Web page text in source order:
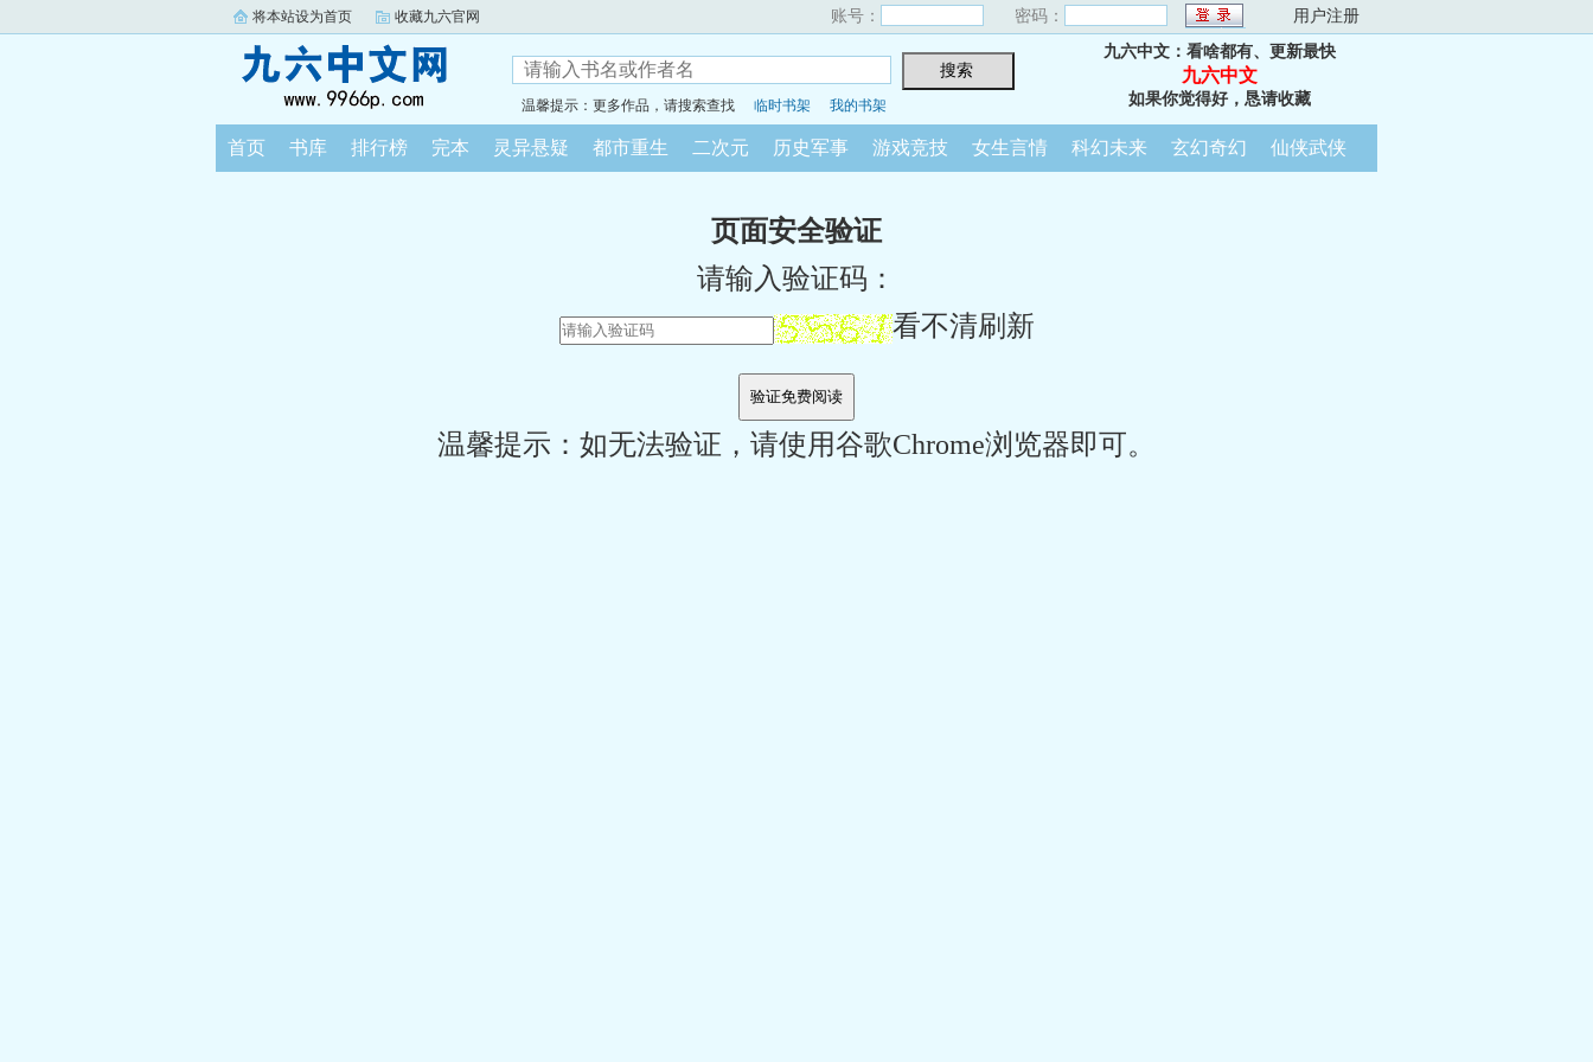
将本站设为首页 收藏九六官网 账号： 密码： 用户注册
温馨提示：更多作品，请搜索查找 临时书架 我的书架
九六中文：看啥都有、更新最快
九六中文
如果你觉得好，恳请收藏
首页 书库 排行榜 完本 灵异悬疑 都市重生 二次元 历史军事 游戏竞技 女生言情 科幻未来 玄幻奇幻 仙侠武侠
页面安全验证
请输入验证码：
看不清刷新
温馨提示：如无法验证，请使用谷歌Chrome浏览器即可。